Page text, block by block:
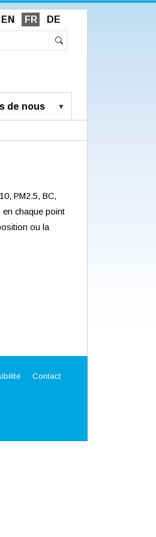
EN FR DE
de nous
PM2.5, BC,
chaque point
ou la
Contact